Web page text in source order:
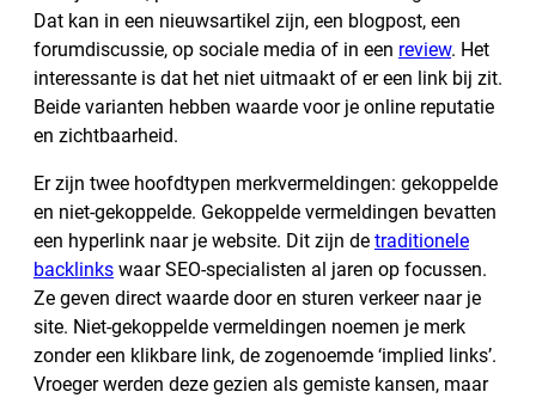
Dat kan in een nieuwsartikel zijn, een blogpost, een
forumdiscussie, op sociale media of in een review. Het
interessante is dat het niet uitmaakt of er een link bij zit.
Beide varianten hebben waarde voor je online reputatie
en zichtbaarheid.
Er zijn twee hoofdtypen merkvermeldingen: gekoppelde
en niet-gekoppelde. Gekoppelde vermeldingen bevatten
een hyperlink naar je website. Dit zijn de traditionele
backlinks waar SEO-specialisten al jaren op focussen.
Ze geven direct waarde door en sturen verkeer naar je
site. Niet-gekoppelde vermeldingen noemen je merk
zonder een klikbare link, de zogenoemde ‘implied links’.
Vroeger werden deze gezien als gemiste kansen, maar